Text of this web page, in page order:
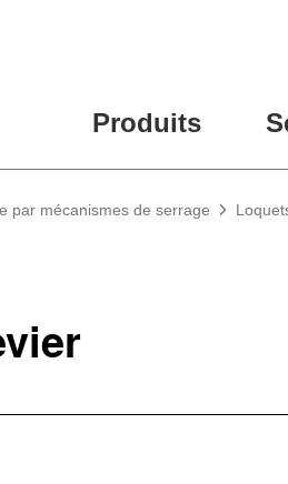
Produits
par mécanismes de serrage